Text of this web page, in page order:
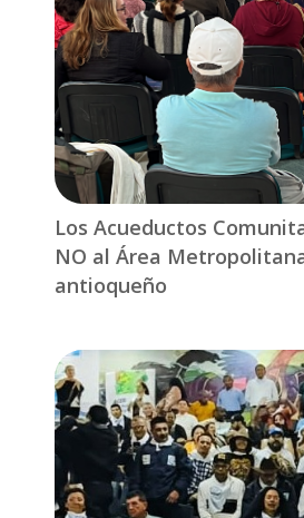
Los Acueductos
NO al Área
antioqueño